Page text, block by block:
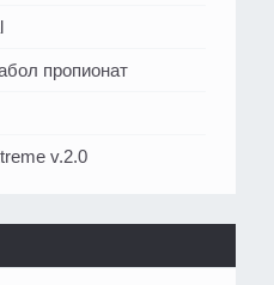
пропионат
v.2.0